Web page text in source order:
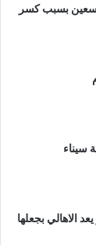
بسبب كسر
الاهالي بجعلها